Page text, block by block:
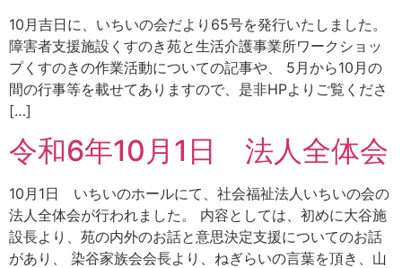
10月吉日に、いちいの会だより65号を発行いたしました。
障害者支援施設くすのき苑と生活介護事業所ワークショッ
プくすのきの作業活動についての記事や、 5月から10月の
間の行事等を載せてありますので、是非HPよりご覧くださ
[…]
令和6年10月1日 法人全体会
10月1日 いちいのホールにて、社会福祉法人いちいの会の
法人全体会が行われました。 内容としては、初めに大谷施
設長より、苑の内外のお話と意思決定支援についてのお話
があり、 染谷家族会会長より、ねぎらいの言葉を頂き、山